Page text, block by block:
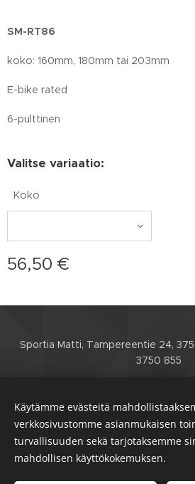
SM-RT86
koko: 160mm, 180mm tai 203mm
E-bike rated
6-pulttinen
Valitse variaatio:
Koko
56,50 €
Sportia Matti, Tampereentie 24,
3750 855
Etusivu Verkkokauppa
Yhteystiedot
Toimitusehdot
Käytämme evästeitä
verkkosivustomme asianmukaisen
turvallisuuden sekä tarjotaksemme
mahdollisen käyttökokemuksen.